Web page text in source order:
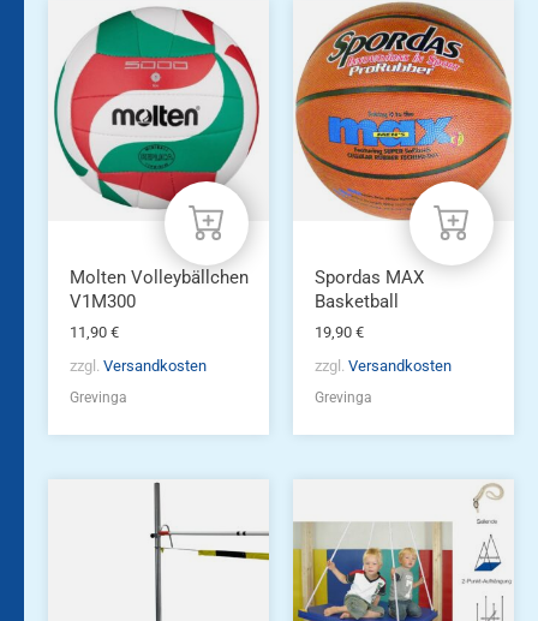
Molten Volleybällchen
V1M300
11,90 €
zzgl. Versandkosten
Grevinga
Spordas MAX
Basketball
19,90 €
zzgl. Versandkosten
Grevinga